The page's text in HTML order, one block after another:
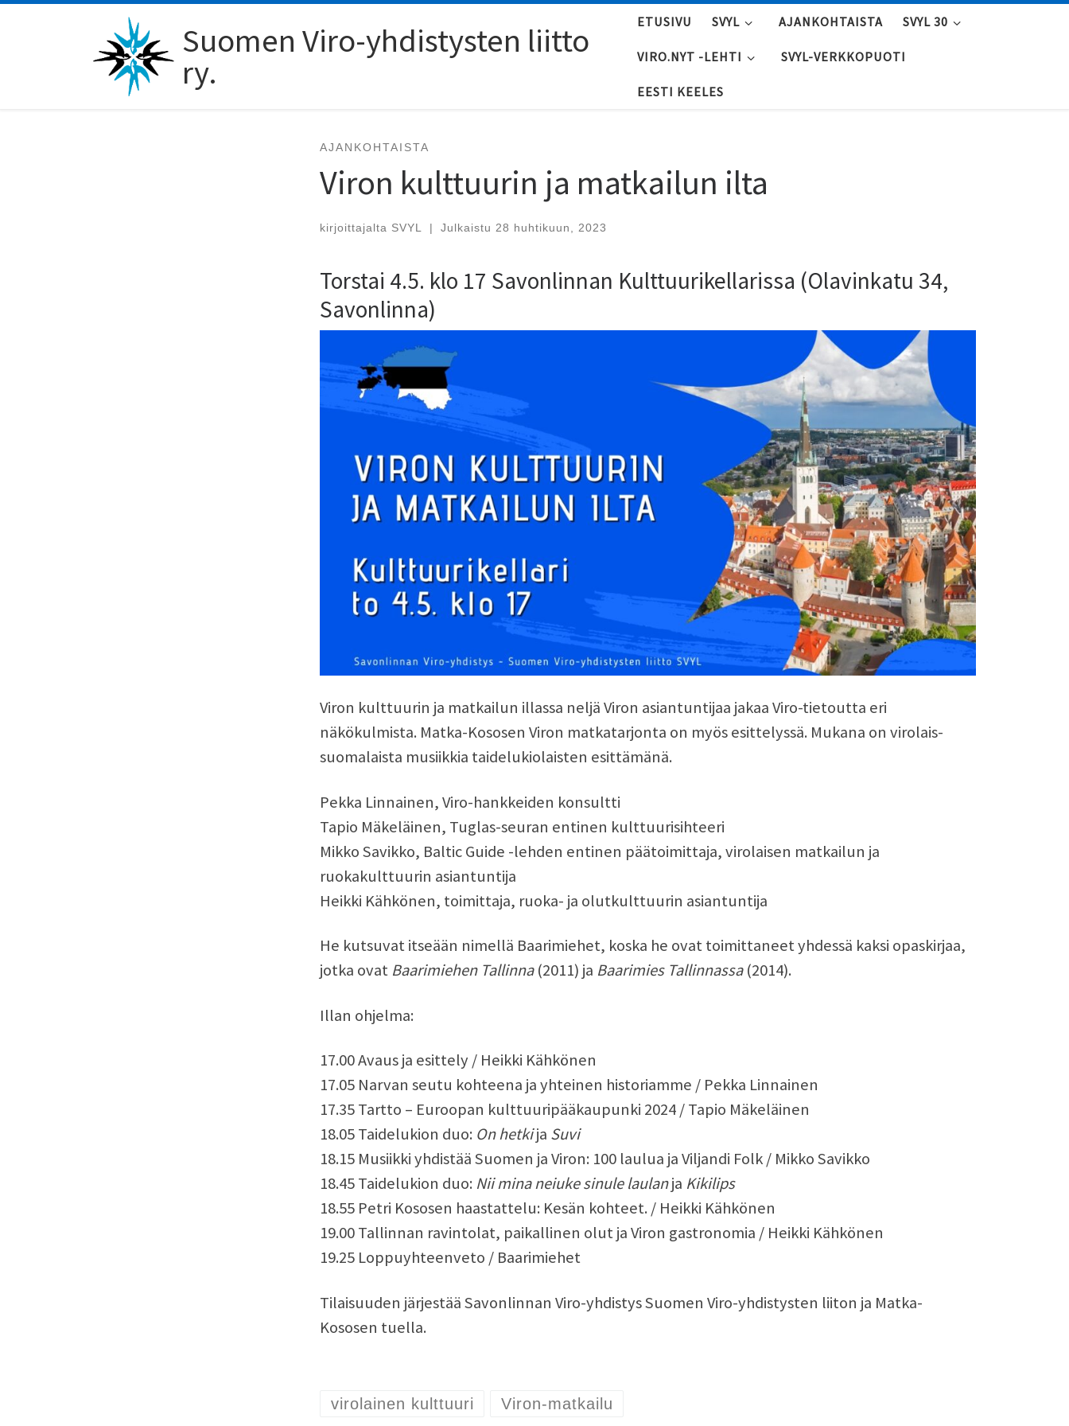
Suomen Viro-yhdistysten liitto
ry.
ETUSIVU SVYL AJANKOHTAISTA SVYL 30
VIRO.NYT -LEHTI SVYL-VERKKOPUOTI
EESTI KEELES
AJANKOHTAISTA
Viron kulttuurin ja matkailun ilta
kirjoittajalta SVYL | Julkaistu 28 huhtikuun, 2023
Torstai 4.5. klo 17 Savonlinnan Kulttuurikellarissa (Olavinkatu 34,
Savonlinna)
Viron kulttuurin ja matkailun illassa neljä Viron asiantuntijaa jakaa Viro-tietoutta eri
näkökulmista. Matka-Kososen Viron matkatarjonta on myös esittelyssä. Mukana on virolais-
suomalaista musiikkia taidelukiolaisten esittämänä.
Pekka Linnainen, Viro-hankkeiden konsultti
Tapio Mäkeläinen, Tuglas-seuran entinen kulttuurisihteeri
Mikko Savikko, Baltic Guide -lehden entinen päätoimittaja, virolaisen matkailun ja
ruokakulttuurin asiantuntija
Heikki Kähkönen, toimittaja, ruoka- ja olutkulttuurin asiantuntija
He kutsuvat itseään nimellä Baarimiehet, koska he ovat toimittaneet yhdessä kaksi opaskirjaa,
jotka ovat Baarimiehen Tallinna(2011) ja Baarimies Tallinnassa(2014).
Illan ohjelma:
17.00 Avaus ja esittely / Heikki Kähkönen
17.05 Narvan seutu kohteena ja yhteinen historiamme / Pekka Linnainen
17.35 Tartto – Euroopan kulttuuripääkaupunki 2024 / Tapio Mäkeläinen
18.05 Taidelukion duo: On hetkija Suvi
18.15 Musiikki yhdistää Suomen ja Viron: 100 laulua ja Viljandi Folk / Mikko Savikko
18.45 Taidelukion duo: Nii mina neiuke sinule laulanja Kikilips
18.55 Petri Kososen haastattelu: Kesän kohteet. / Heikki Kähkönen
19.00 Tallinnan ravintolat, paikallinen olut ja Viron gastronomia / Heikki Kähkönen
19.25 Loppuyhteenveto / Baarimiehet
Tilaisuuden järjestää Savonlinnan Viro-yhdistys Suomen Viro-yhdistysten liiton ja Matka-
Kososen tuella.
virolainen kulttuuri Viron-matkailu